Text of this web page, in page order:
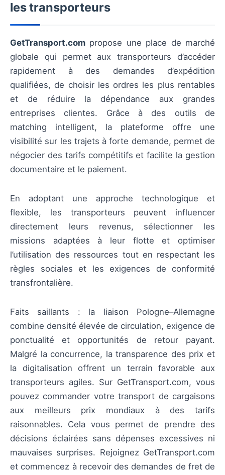
les transporteurs
GetTransport.com propose une place de marché
globale qui permet aux transporteurs d’accéder
rapidement à des demandes d’expédition
qualifiées, de choisir les ordres les plus rentables
et de réduire la dépendance aux grandes
entreprises clientes. Grâce à des outils de
matching intelligent, la plateforme offre une
visibilité sur les trajets à forte demande, permet de
négocier des tarifs compétitifs et facilite la gestion
documentaire et le paiement.
En adoptant une approche technologique et
flexible, les transporteurs peuvent influencer
directement leurs revenus, sélectionner les
missions adaptées à leur flotte et optimiser
l’utilisation des ressources tout en respectant les
règles sociales et les exigences de conformité
transfrontalière.
Faits saillants : la liaison Pologne–Allemagne
combine densité élevée de circulation, exigence de
ponctualité et opportunités de retour payant.
Malgré la concurrence, la transparence des prix et
la digitalisation offrent un terrain favorable aux
transporteurs agiles. Sur GetTransport.com, vous
pouvez commander votre transport de cargaisons
aux meilleurs prix mondiaux à des tarifs
raisonnables. Cela vous permet de prendre des
décisions éclairées sans dépenses excessives ni
mauvaises surprises. Rejoignez GetTransport.com
et commencez à recevoir des demandes de fret de